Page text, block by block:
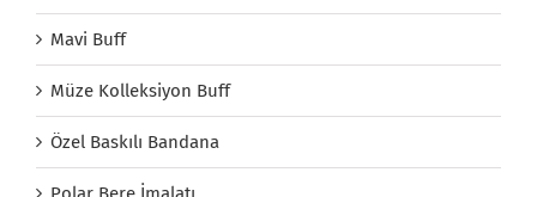
Mavi Buff
Müze Kolleksiyon Buff
Özel Baskılı Bandana